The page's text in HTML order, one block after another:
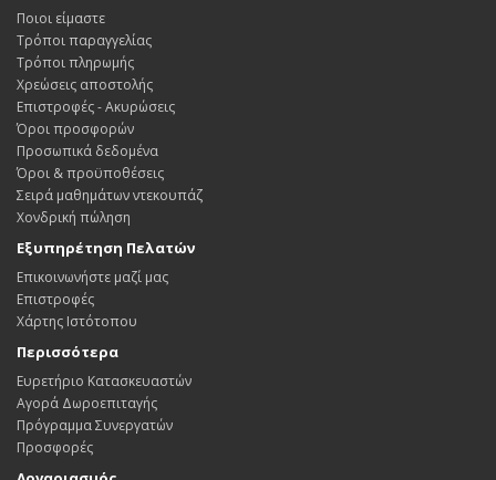
Ποιοι είμαστε
Τρόποι παραγγελίας
Τρόποι πληρωμής
Χρεώσεις αποστολής
Επιστροφές - Ακυρώσεις
Όροι προσφορών
Προσωπικά δεδομένα
Όροι & προϋποθέσεις
Σειρά μαθημάτων ντεκουπάζ
Χονδρική πώληση
Εξυπηρέτηση Πελατών
Επικοινωνήστε μαζί μας
Επιστροφές
Χάρτης Ιστότοπου
Περισσότερα
Ευρετήριο Κατασκευαστών
Αγορά Δωροεπιταγής
Πρόγραμμα Συνεργατών
Προσφορές